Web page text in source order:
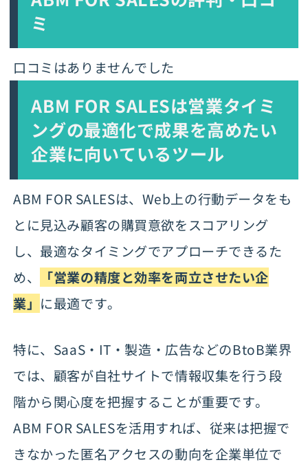
ミ
口コミはありませんでした
ABM FOR SALESは営業タイミ
ングの最適化で成果を高めたい
企業に向いているツール
ABM FOR SALESは、Web上の行動データをも
とに見込み顧客の購買意欲をスコアリング
し、最適なタイミングでアプローチできるた
め、
「営業の精度と効率を両立させたい企
業」 に最適です。
特に、SaaS・IT・製造・広告などのBtoB業界
では、顧客が自社サイトで情報収集を行う段
階から関心度を把握することが重要です。
ABM FOR SALESを活用すれば、従来は把握で
きなかった匿名アクセスの動向を企業単位で